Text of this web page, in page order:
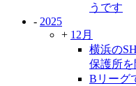
うです
- 2025
+ 12月
横浜の
保護所
Bリーグ